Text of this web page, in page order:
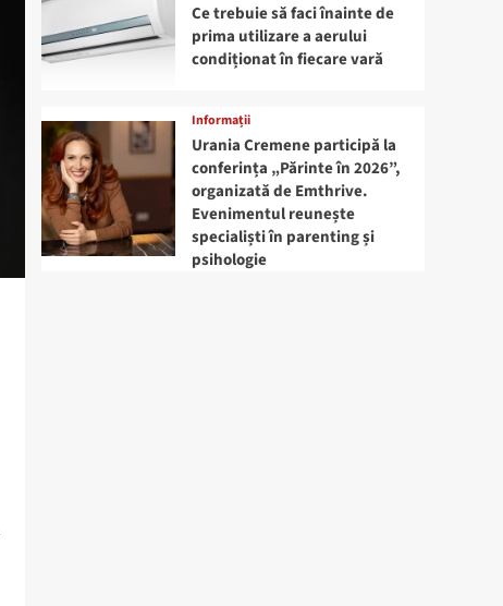
Ce trebuie să faci înainte de
prima utilizare a aerului
condiționat în fiecare vară
Informații
Urania Cremene participă la
conferința „Părinte în 2026”,
organizată de Emthrive.
Evenimentul reunește
specialiști în parenting și
psihologie